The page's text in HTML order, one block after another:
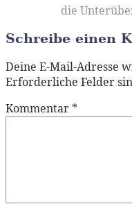
die
Schreibe einen
Deine E-Mail-Adresse
Erforderliche Felder
Kommentar *